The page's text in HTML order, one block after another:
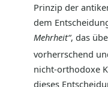
Prinzip der
dem
Mehrheit“, das
vorherrschend
nicht-orthodoxe
dieses